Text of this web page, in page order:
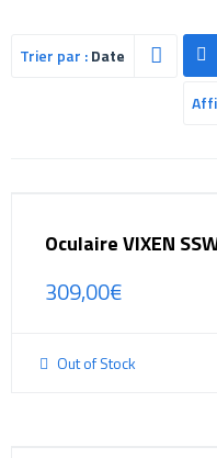
Trier par :Date
Oculaire VIXEN
309,00€
Out of Stock